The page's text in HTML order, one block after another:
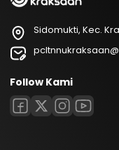
Sidomukti, Kec.
Follow Kami